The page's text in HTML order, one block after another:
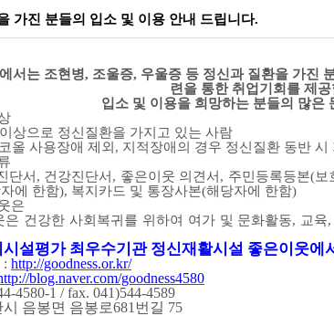
가진 분들의 입소 및 이용 안내 드립니다.
서는 조현병, 조울증, 우울증 등 정신과 질환을 가진
련을 통한 취업기회를 제
입소 및 이용을 희망하는 분들의 많은
상으로 정신질환을 가지고 있는 사람
올 사용장애 제외, 지적장애의 경우 정신질환 동반 시
단서, 건강진단서, 좋은이웃 의견서, 주민등록등본(
에 한함), 복지카드 및 통장사본(해당자에 한함)
은
은 건강한 사회복귀를 위하여 여가 및 문화활동, 교육
설평가 최우수기관 정신재활시설 좋은이웃에
: http://goodness.or.kr/
blog.naver.com/goodness4580
4580-1 / fax. 041)544-4589
음봉면 음봉로681번길 75